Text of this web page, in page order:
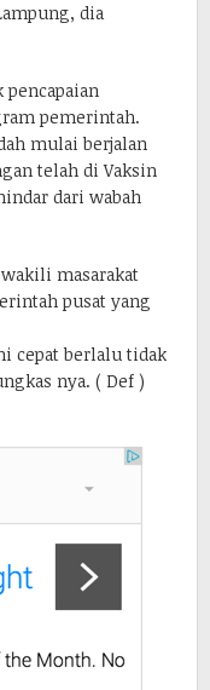
dia
pencapaian
pemerintah.
mulai berjalan
telah di Vaksin
dari wabah
masarakat
pusat yang
cepat berlalu tidak
nya. ( Def )